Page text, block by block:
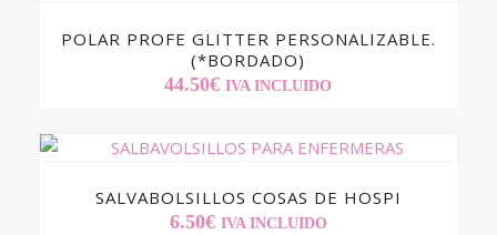
POLAR PROFE GLITTER PERSONALIZABLE.
(*BORDADO)
44.50€ IVA INCLUIDO
SALVABOLSILLOS COSAS DE HOSPI
6.50€ IVA INCLUIDO